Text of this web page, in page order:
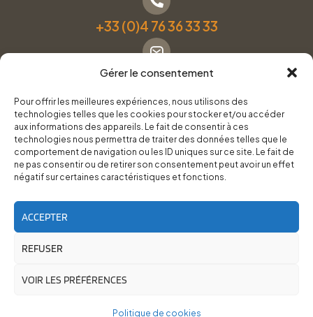
Gérer le consentement
Pour offrir les meilleures expériences, nous utilisons des
technologies telles que les cookies pour stocker et/ou accéder
aux informations des appareils. Le fait de consentir à ces
technologies nous permettra de traiter des données telles que le
comportement de navigation ou les ID uniques sur ce site. Le fait de
ne pas consentir ou de retirer son consentement peut avoir un effet
négatif sur certaines caractéristiques et fonctions.
ACCEPTER
REFUSER
VOIR LES PRÉFÉRENCES
Politique de cookies
+33 (0)4 76 36 33 33
Formulaire de contact
Pneus Services Loisirs - Garage Point S - 28 Bd Denfert
Rochereau, 38500 Voiron
RoadTrip Équipement/Pneus Services Loisirs - 2026